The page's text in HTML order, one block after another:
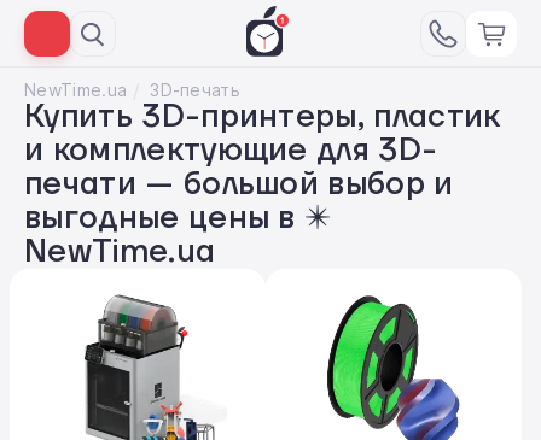
NewTime.ua 3D-печать
Купить 3D-принтеры, пластик
и комплектующие для 3D-
печати — большой выбор и
выгодные цены в ✴️
NewTime.ua